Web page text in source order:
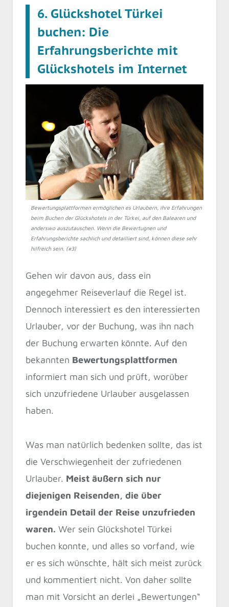
6. Glückshotel Türkei
buchen: Die
Erfahrungsberichte mit
Glückshotels im Internet
Bewertungsplattformen ermöglichen es Urlaubern, ihre Erfahrungen
beim Buchen der Glückshotels in der Türkei, auf den Balearen und
anderswo auszutauschen. Wenn die Bewertugnen und
Erfahrungsberichte sachlich und detailliert sind, können diese sehr
hilfreich sein. (#3)
Gehen wir davon aus, dass ein
angegehmer Reiseverlauf die Regel ist.
Dennoch interessiert es den interessierten
Urlauber, vor der Buchung, was ihn nach
der Buchung erwarten könnte. Auf den
bekannten Bewertungsplattformen
informiert man sich und prüft, worüber
sich unzufriedene Urlauber ausgelassen
haben.
Was man natürlich bedenken sollte, das ist
die Verschwiegenheit der zufriedenen
Urlauber. Meist äußern sich nur
diejenigen Reisenden, die über
irgendein Detail der Reise unzufrieden
waren. Wer sein Glückshotel Türkei
buchen konnte, und alles so vorfand, wie
er es sich wünschte, hält sich meist zurück
und kommentiert nicht. Von daher sollte
man mit Vorsicht an derlei „Bewertungen“